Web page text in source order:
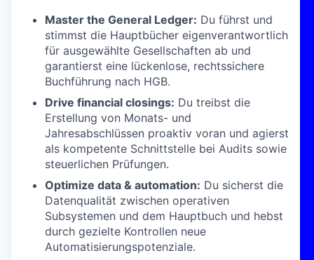
Master the General Ledger: Du führst und
stimmst die Hauptbücher eigenverantwortlich
für ausgewählte Gesellschaften ab und
garantierst eine lückenlose, rechtssichere
Buchführung nach HGB.
Drive financial closings: Du treibst die
Erstellung von Monats- und
Jahresabschlüssen proaktiv voran und agierst
als kompetente Schnittstelle bei Audits sowie
steuerlichen Prüfungen.
Optimize data & automation: Du sicherst die
Datenqualität zwischen operativen
Subsystemen und dem Hauptbuch und hebst
durch gezielte Kontrollen neue
Automatisierungspotenziale.